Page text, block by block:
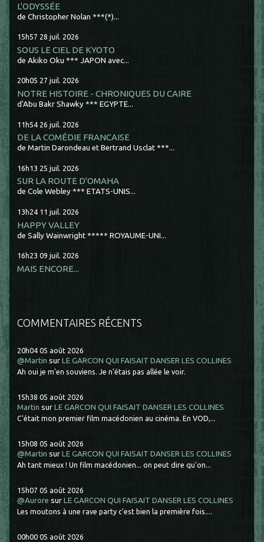
L'ODYSSÉE
de Christopher Nolan ***(*)...
15h57 28 juil. 2026
SOUS LE CIEL DE KYOTO
de Akiko Oku *** JAPON avec...
20h05 27 juil. 2026
NOTRE HISTOIRE - CHRONIQUES DU CAIRE
d'Abu Bakr Shawky *** EGYPTE...
11h54 26 juil. 2026
DE LA COMÉDIE FRANCAISE
de Martin Darondeau et Bertrand Usclat ***...
16h13 25 juil. 2026
SUR LA ROUTE D'OMAHA
de Cole Webley *** ETATS-UNIS...
13h24 11 juil. 2026
HAPPY VALLEY
de Sally Wainwright ***** ROYAUME-UNI...
16h23 09 juil. 2026
MAIS ENCORE...
COMMENTAIRES RÉCENTS
20h04 05 août 2026
@Martin surLE GARCON QUI FAISAIT DANSER LES COLLINES
Ah oui je m'en souviens. Je n'étais pas allée le voir.
15h38 05 août 2026
Martin surLE GARCON QUI FAISAIT DANSER LES COLLINES
C'était mon premier film macédonien au cinéma. En VOD,...
15h08 05 août 2026
@Martin surLE GARCON QUI FAISAIT DANSER LES COLLINES
Ah tant mieux ! Un film macédonien... on peut dire qu'on...
15h07 05 août 2026
@Aurore surLE GARCON QUI FAISAIT DANSER LES COLLINES
Les moutons à une rave party c'est bien la première fois....
00h00 05 août 2026